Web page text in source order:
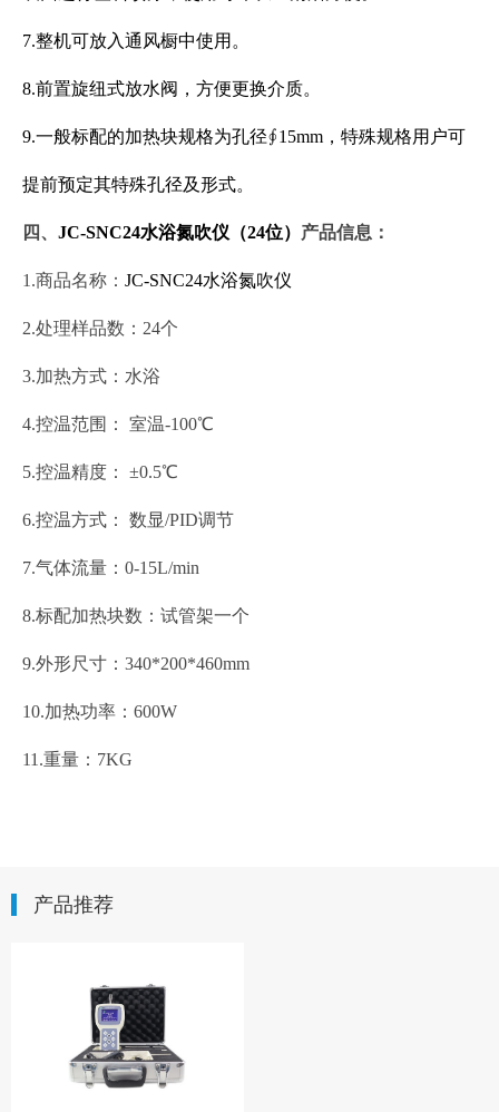
7.整机可放入通风橱中使用。
8.前置旋纽式放水阀，方便更换介质。
9.一般标配的加热块规格为孔径∮15mm，特殊规格用户可
提前预定其特殊孔径及形式。
四、 JC-SNC24水浴氮吹仪（24位） 产品信息：
1.商品名称： JC-SNC24水浴氮吹仪
2.处理样品数：24个
3.加热方式：水浴
4.控温范围： 室温-100℃
5.控温精度： ±0.5℃
6.控温方式： 数显/PID调节
7.气体流量：0-15L/min
8.标配加热块数：试管架一个
9.外形尺寸：340*200*460mm
10.加热功率：600W
11.重量：7KG
产品推荐